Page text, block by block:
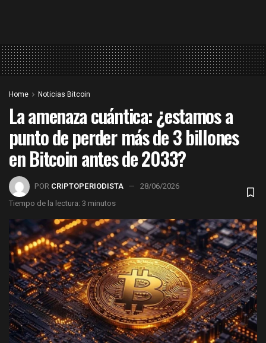
Home Noticias Bitcoin
La amenaza cuántica: ¿estamos a
punto de perder más de 3 billones
en Bitcoin antes de 2033?
POR CRIPTOPERIODISTA
28/06/2026
Tiempo de la lectura: 3 minutos